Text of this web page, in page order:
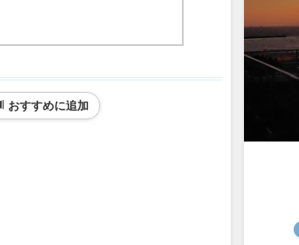
おすすめに追加